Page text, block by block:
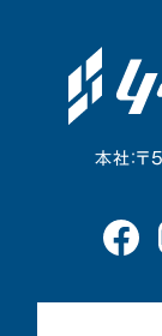
本社：